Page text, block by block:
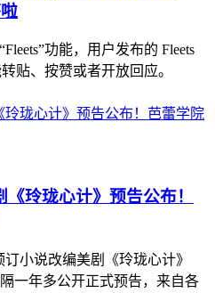
功能，用户发布的 Fleets
贴、按赞或者开放回应。
玲珑心计》预告公布！
小说改编美剧《玲珑心计》
隔一年多公开正式预告，来自各